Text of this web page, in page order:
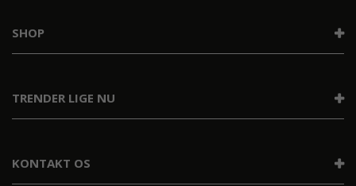
KONTAKT OS
TRENDER LIGE NU
SHOP